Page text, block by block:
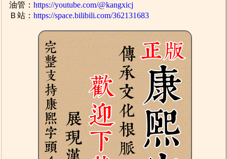
油管：https://youtube.com/@kangxicj
Ｂ站：https://space.bilibili.com/362131683